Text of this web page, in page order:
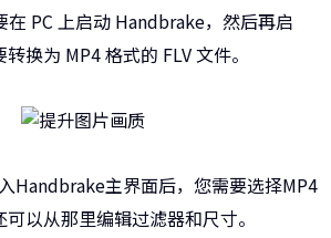
在 PC 上启动 Handbrake，然后再启
换为 MP4 格式的 FLV 文件。
Handbrake主界面后，您需要选择MP4
以从那里编辑过滤器和尺寸。